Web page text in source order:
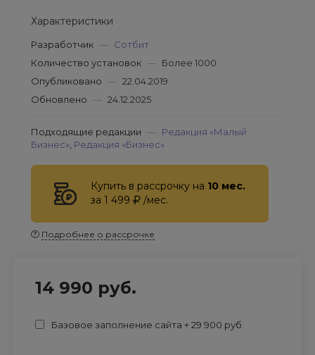
Характеристики
Разработчик — Сотбит
Количество установок — Более 1000
Опубликовано — 22.04.2019
Обновлено — 24.12.2025
Подходящие редакции — Редакция «Малый
Бизнес» Редакция «Бизнес»
Купить в рассрочку на 10 мес.
за 1 499
/мес.
Подробнее о рассрочке
14 990 руб.
Базовое заполнение сайта + 29 900 руб.